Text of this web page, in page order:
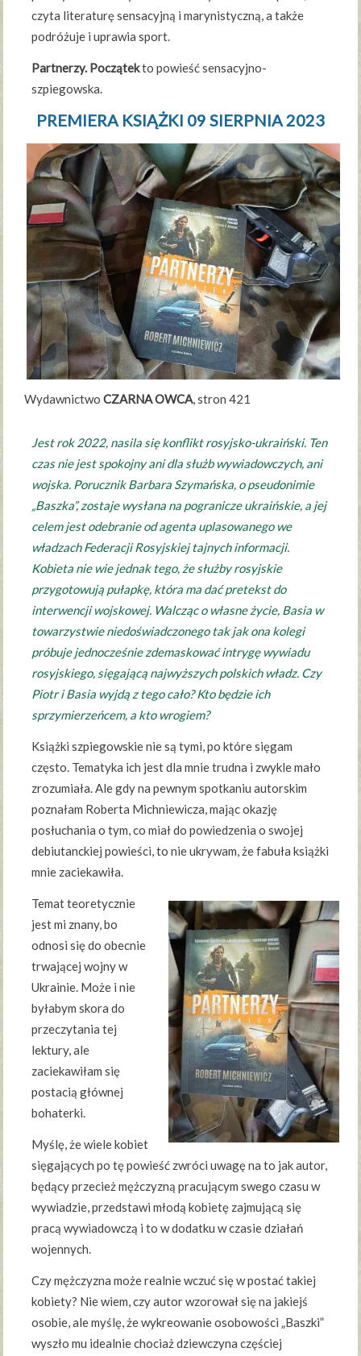
czyta literaturę sensacyjną i marynistyczną, a także
podróżuje i uprawia sport.
Partnerzy. Początekto powieść sensacyjno-
szpiegowska.
PREMIERA KSIĄŻKI 09 SIERPNIA 2023
Wydawnictwo CZARNA OWCA, stron 421
Jest rok 2022, nasila się konflikt rosyjsko-ukraiński. Ten
czas nie jest spokojny ani dla służb wywiadowczych, ani
wojska. Porucznik Barbara Szymańska, o pseudonimie
„Baszka”, zostaje wysłana na pogranicze ukraińskie, a jej
celem jest odebranie od agenta uplasowanego we
władzach Federacji Rosyjskiej tajnych informacji.
Kobieta nie wie jednak tego, że służby rosyjskie
przygotowują pułapkę, która ma dać pretekst do
interwencji wojskowej. Walcząc o własne życie, Basia w
towarzystwie niedoświadczonego tak jak ona kolegi
próbuje jednocześnie zdemaskować intrygę wywiadu
rosyjskiego, sięgającą najwyższych polskich władz. Czy
Piotr i Basia wyjdą z tego cało? Kto będzie ich
sprzymierzeńcem, a kto wrogiem?
Książki szpiegowskie nie są tymi, po które sięgam
często. Tematyka ich jest dla mnie trudna i zwykle mało
zrozumiała. Ale gdy na pewnym spotkaniu autorskim
poznałam Roberta Michniewicza, mając okazję
posłuchania o tym, co miał do powiedzenia o swojej
debiutanckiej powieści, to nie ukrywam, że fabuła książki
mnie zaciekawiła.
Temat teoretycznie
jest mi znany, bo
odnosi się do obecnie
trwającej wojny w
Ukrainie. Może i nie
byłabym skora do
przeczytania tej
lektury, ale
zaciekawiłam się
postacią głównej
bohaterki.
Myślę, że wiele kobiet
sięgających po tę powieść zwróci uwagę na to jak autor,
będący przecież mężczyzną pracującym swego czasu w
wywiadzie, przedstawi młodą kobietę zajmującą się
pracą wywiadowczą i to w dodatku w czasie działań
wojennych.
Czy mężczyzna może realnie wczuć się w postać takiej
kobiety? Nie wiem, czy autor wzorował się na jakiejś
osobie, ale myślę, że wykreowanie osobowości „Baszki”
wyszło mu idealnie chociaż dziewczyna częściej